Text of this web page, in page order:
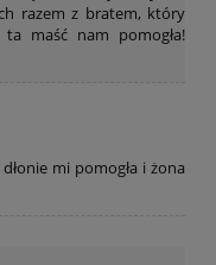
razem z bratem, który
maść nam pomogła!
mi pomogła i żona